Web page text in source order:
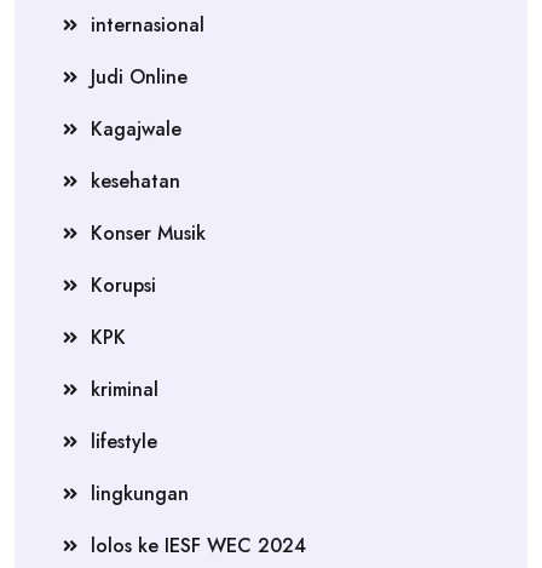
internasional
Judi Online
Kagajwale
kesehatan
Konser Musik
Korupsi
KPK
kriminal
lifestyle
lingkungan
lolos ke IESF WEC 2024